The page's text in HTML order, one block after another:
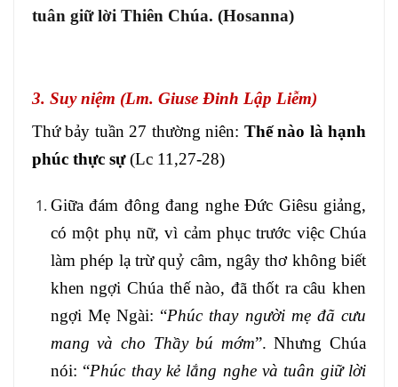
tuân giữ lời Thiên Chúa. (Hosanna)
3. Suy niệm (Lm. Giuse Đinh Lập Liễm)
Thứ bảy tuần 27 thường niên: Thế nào là hạnh
phúc thực sự(Lc 11,27-28)
Giữa đám đông đang nghe Đức Giêsu giảng,
có một phụ nữ, vì cảm phục trước việc Chúa
làm phép lạ trừ quỷ câm, ngây thơ không biết
khen ngợi Chúa thế nào, đã thốt ra câu khen
ngợi Mẹ Ngài: “Phúc thay người mẹ đã cưu
mang và cho Thầy bú mớm”. Nhưng Chúa
nói: “Phúc thay kẻ lắng nghe và tuân giữ lời